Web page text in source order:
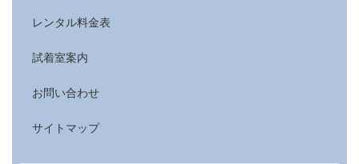
レンタル料金表
試着室案内
お問い合わせ
サイトマップ